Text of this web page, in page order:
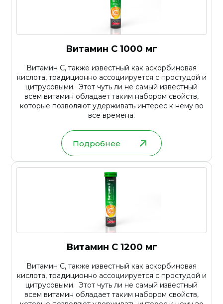
Витамин С 1000 мг
Витамин С, также известный как аскорбиновая
кислота, традиционно ассоциируется с простудой и
цитрусовыми. Этот чуть ли не самый известный
всем витамин обладает таким набором свойств,
которые позволяют удерживать интерес к нему во
все времена.
Подробнее
Витамин С 1200 мг
Витамин С, также известный как аскорбиновая
кислота, традиционно ассоциируется с простудой и
цитрусовыми. Этот чуть ли не самый известный
всем витамин обладает таким набором свойств,